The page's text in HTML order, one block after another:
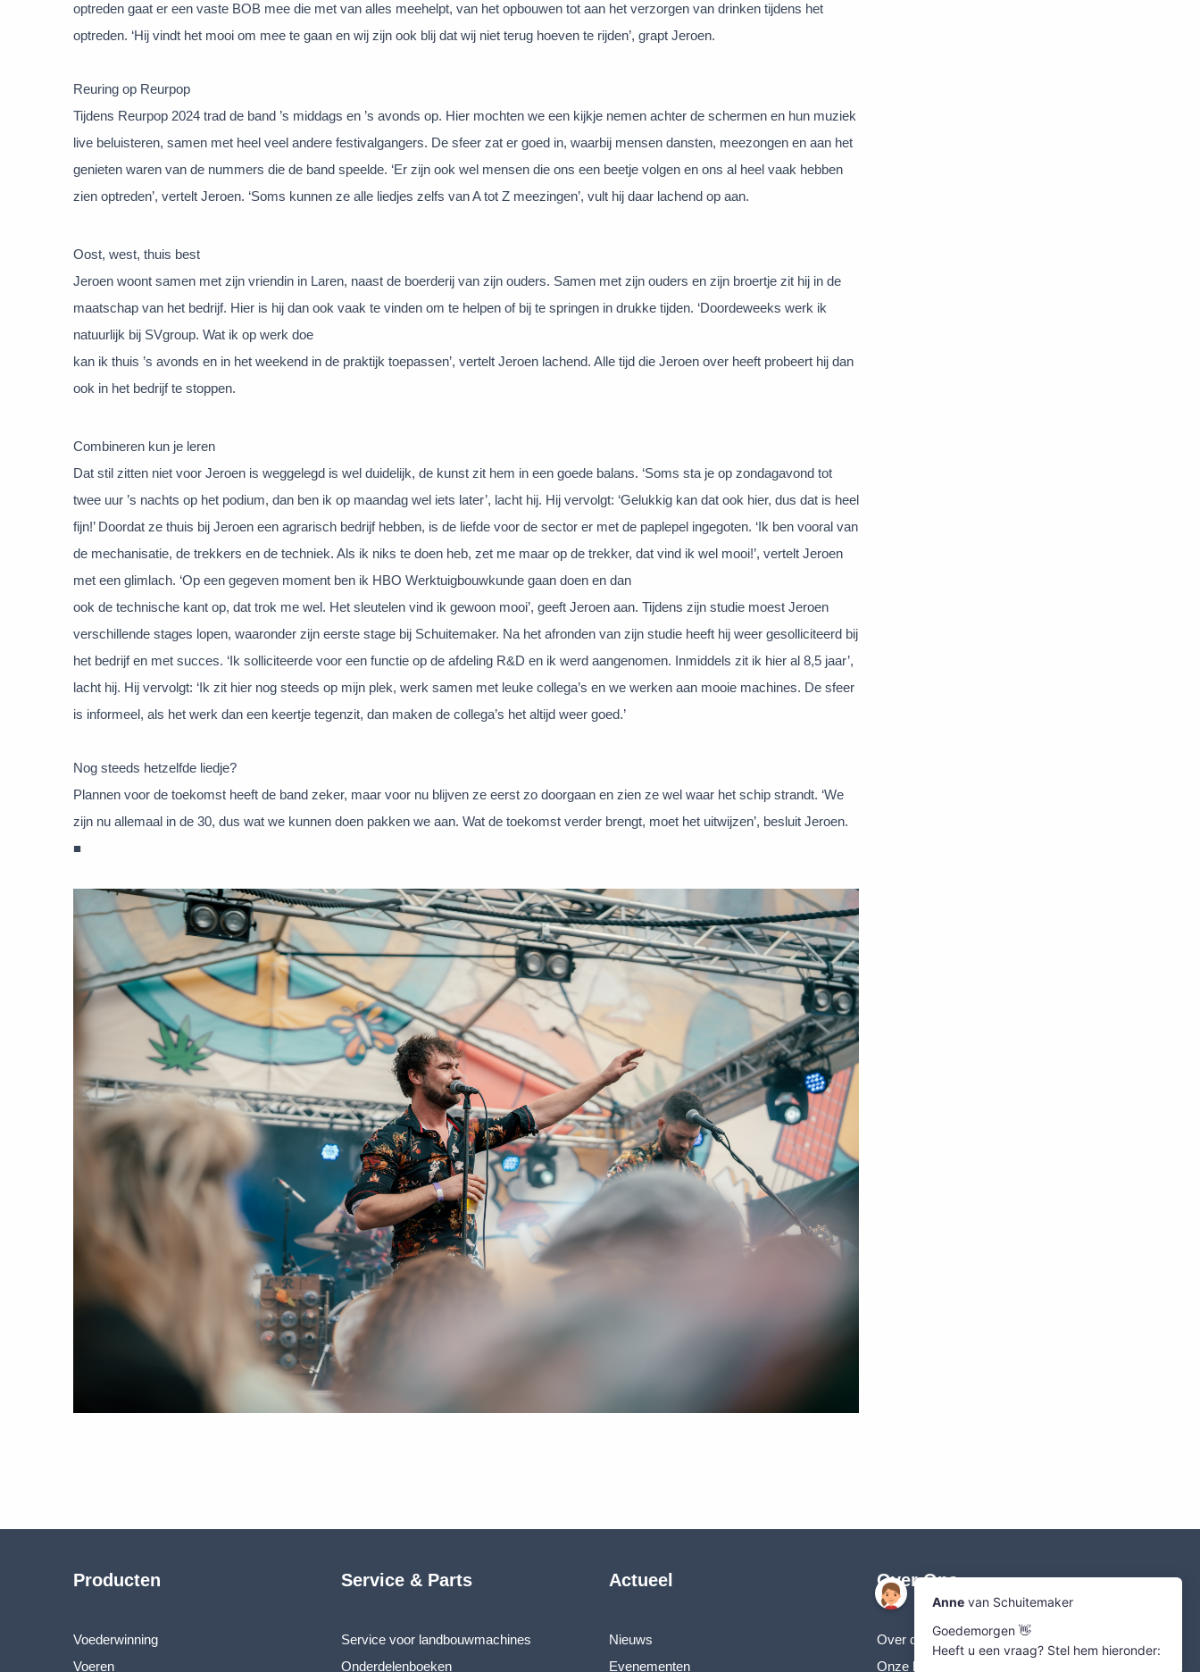
optreden gaat er een vaste BOB mee die met van alles meehelpt, van het opbouwen tot aan het verzorgen van drinken tijdens het
optreden. ‘Hij vindt het mooi om mee te gaan en wij zijn ook blij dat wij niet terug hoeven te rijden’, grapt Jeroen.
Reuring op Reurpop
Tijdens Reurpop 2024 trad de band ’s middags en ’s avonds op. Hier mochten we een kijkje nemen achter de schermen en hun muziek
live beluisteren, samen met heel veel andere festivalgangers. De sfeer zat er goed in, waarbij mensen dansten, meezongen en aan het
genieten waren van de nummers die de band speelde. ‘Er zijn ook wel mensen die ons een beetje volgen en ons al heel vaak hebben
zien optreden’, vertelt Jeroen. ‘Soms kunnen ze alle liedjes zelfs van A tot Z meezingen’, vult hij daar lachend op aan.
Oost, west, thuis best
Jeroen woont samen met zijn vriendin in Laren, naast de boerderij van zijn ouders. Samen met zijn ouders en zijn broertje zit hij in de
maatschap van het bedrijf. Hier is hij dan ook vaak te vinden om te helpen of bij te springen in drukke tijden. ‘Doordeweeks werk ik
natuurlijk bij SVgroup. Wat ik op werk doe
kan ik thuis ’s avonds en in het weekend in de praktijk toepassen’, vertelt Jeroen lachend. Alle tijd die Jeroen over heeft probeert hij dan
ook in het bedrijf te stoppen.
Combineren kun je leren
Dat stil zitten niet voor Jeroen is weggelegd is wel duidelijk, de kunst zit hem in een goede balans. ‘Soms sta je op zondagavond tot
twee uur ’s nachts op het podium, dan ben ik op maandag wel iets later’, lacht hij. Hij vervolgt: ‘Gelukkig kan dat ook hier, dus dat is heel
fijn!’ Doordat ze thuis bij Jeroen een agrarisch bedrijf hebben, is de liefde voor de sector er met de paplepel ingegoten. ‘Ik ben vooral van
de mechanisatie, de trekkers en de techniek. Als ik niks te doen heb, zet me maar op de trekker, dat vind ik wel mooi!’, vertelt Jeroen
met een glimlach. ‘Op een gegeven moment ben ik HBO Werktuigbouwkunde gaan doen en dan
ook de technische kant op, dat trok me wel. Het sleutelen vind ik gewoon mooi’, geeft Jeroen aan. Tijdens zijn studie moest Jeroen
verschillende stages lopen, waaronder zijn eerste stage bij Schuitemaker. Na het afronden van zijn studie heeft hij weer gesolliciteerd bij
het bedrijf en met succes. ‘Ik solliciteerde voor een functie op de afdeling R&D en ik werd aangenomen. Inmiddels zit ik hier al 8,5 jaar’,
lacht hij. Hij vervolgt: ‘Ik zit hier nog steeds op mijn plek, werk samen met leuke collega’s en we werken aan mooie machines. De sfeer
is informeel, als het werk dan een keertje tegenzit, dan maken de collega’s het altijd weer goed.’
Nog steeds hetzelfde liedje?
Plannen voor de toekomst heeft de band zeker, maar voor nu blijven ze eerst zo doorgaan en zien ze wel waar het schip strandt. ‘We
zijn nu allemaal in de 30, dus wat we kunnen doen pakken we aan. Wat de toekomst verder brengt, moet het uitwijzen’, besluit Jeroen.
■
Producten
Voederwinning
Voeren
Service & Parts
Service voor landbouwmachines
Onderdelenboeken
Actueel
Nieuws
Evenementen
Over Ons
Over de SVgroup
Onze landbouwmachines